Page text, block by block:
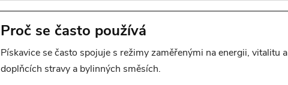
Proč se často používá
Pískavice se často spojuje s režimy zaměřenými na energii, vitalitu
doplňcích stravy a bylinných směsích.